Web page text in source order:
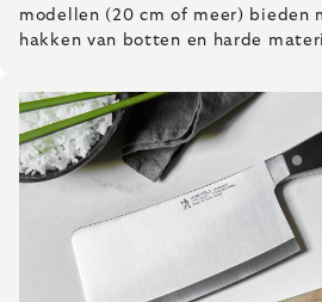
modellen (20 cm of meer) bieden
hakken van botten en harde